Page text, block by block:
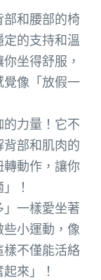
部和腰部的椅
的支持和溫
坐得舒服，
像「放假一
的力量！它不
部和肌肉的
動作，讓你
！
」一樣愛坐著
小運動，像
樣不僅能活絡
來」！